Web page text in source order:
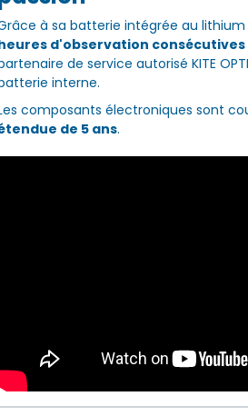
à sa batterie intégrée au lithium
d'observation consécutives
de service autorisé KITE
interne.
composants électroniques sont
de 5 ans.